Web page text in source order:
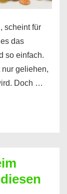
scheint für
das
so einfach.
geliehen,
Doch …